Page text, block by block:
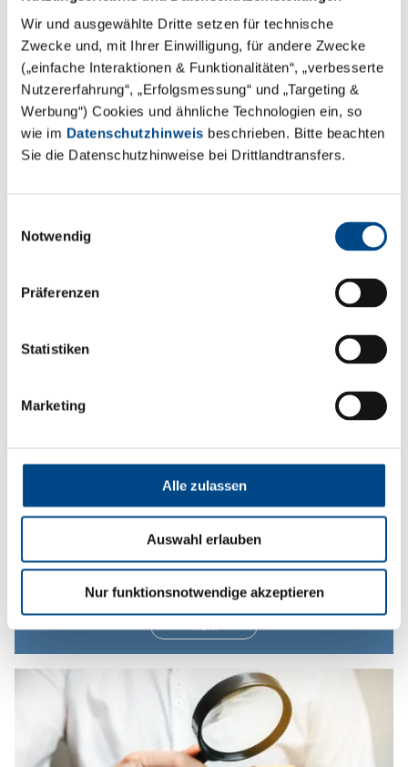
Wir und ausgewählte Dritte setzen für technische
Zwecke und, mit Ihrer Einwilligung, für andere Zwecke
(„einfache Interaktionen & Funktionalitäten“, „verbesserte
Nutzererfahrung“, „Erfolgsmessung“ und „Targeting &
Werbung“) Cookies und ähnliche Technologien ein, so
wie im Datenschutzhinweis beschrieben. Bitte beachten
Sie die Datenschutzhinweise bei Drittlandtransfers.
Notwendig
Präferenzen
Statistiken
Marketing
Alle zulassen
Auswahl erlauben
Nur funktionsnotwendige akzeptieren
Import & Export
Mehr